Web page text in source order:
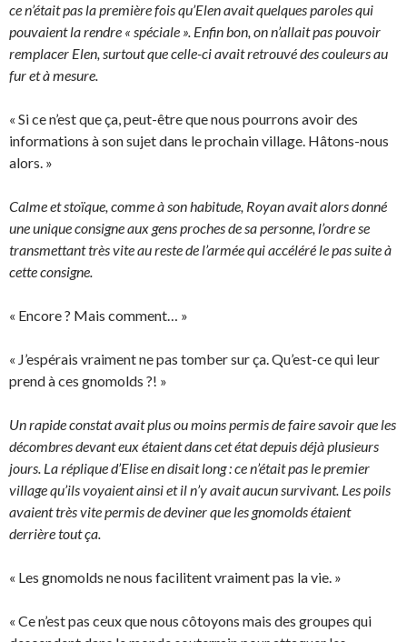
ce n’était pas la première fois qu’Elen avait quelques paroles qui
pouvaient la rendre « spéciale ». Enfin bon, on n’allait pas pouvoir
remplacer Elen, surtout que celle-ci avait retrouvé des couleurs au
fur et à mesure.
« Si ce n’est que ça, peut-être que nous pourrons avoir des
informations à son sujet dans le prochain village. Hâtons-nous
alors. »
Calme et stoïque, comme à son habitude, Royan avait alors donné
une unique consigne aux gens proches de sa personne, l’ordre se
transmettant très vite au reste de l’armée qui accéléré le pas suite à
cette consigne.
« Encore ? Mais comment… »
« J’espérais vraiment ne pas tomber sur ça. Qu’est-ce qui leur
prend à ces gnomolds ?! »
Un rapide constat avait plus ou moins permis de faire savoir que les
décombres devant eux étaient dans cet état depuis déjà plusieurs
jours. La réplique d’Elise en disait long : ce n’était pas le premier
village qu’ils voyaient ainsi et il n’y avait aucun survivant. Les poils
avaient très vite permis de deviner que les gnomolds étaient
derrière tout ça.
« Les gnomolds ne nous facilitent vraiment pas la vie. »
« Ce n’est pas ceux que nous côtoyons mais des groupes qui